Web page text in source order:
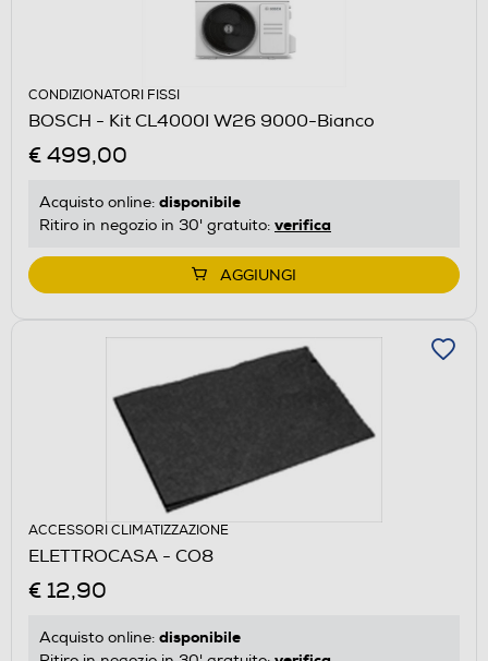
CONDIZIONATORI FISSI
BOSCH - Kit CL4000I W26 9000-Bianco
€ 499,00
Acquisto online: disponibile
Ritiro in negozio in 30' gratuito: verifica
AGGIUNGI
ACCESSORI CLIMATIZZAZIONE
ELETTROCASA - CO8
€ 12,90
Acquisto online: disponibile